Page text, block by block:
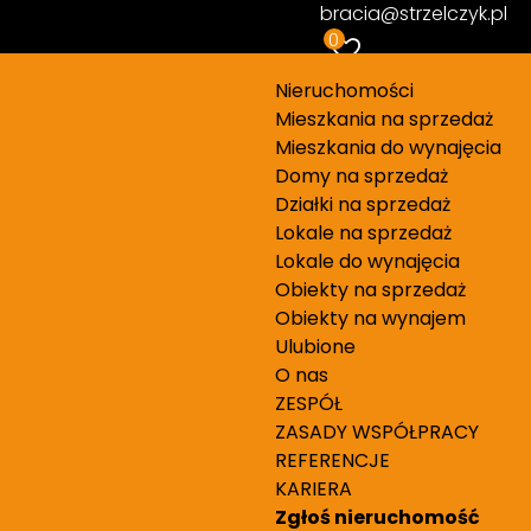
bracia@strzelczyk.pl
0
Nieruchomości
Mieszkania na sprzedaż
Mieszkania do wynajęcia
Domy na sprzedaż
Działki na sprzedaż
Lokale na sprzedaż
Lokale do wynajęcia
Obiekty na sprzedaż
Obiekty na wynajem
Ulubione
O nas
ZESPÓŁ
ZASADY WSPÓŁPRACY
REFERENCJE
KARIERA
Zgłoś nieruchomość
od najnowszych Mapa
1 800 000 PLN
24 725,27 PLN/m